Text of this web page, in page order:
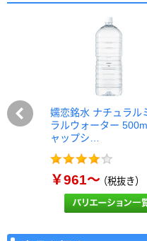
嬬恋銘水 ナチュラル
ラルウォーター
ャップシ…
￥961～（税抜き）